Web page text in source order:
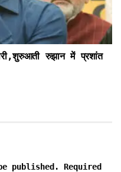
रुझान में प्रशांत
published.
Required